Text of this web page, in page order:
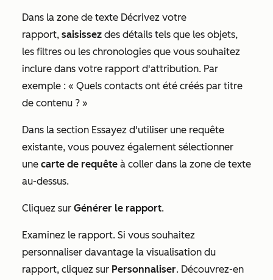
Dans la zone de texte Décrivez votre
rapport, saisissez des détails tels que les objets,
les filtres ou les chronologies que vous souhaitez
inclure dans votre rapport d'attribution. Par
exemple : « Quels contacts ont été créés par titre
de contenu ? »
Dans la section Essayez d'utiliser une requête
existante, vous pouvez également sélectionner
une carte de requête à coller dans la zone de texte
au-dessus.
Cliquez sur Générer le rapport.
Examinez le rapport. Si vous souhaitez
personnaliser davantage la visualisation du
rapport, cliquez sur Personnaliser. Découvrez-en